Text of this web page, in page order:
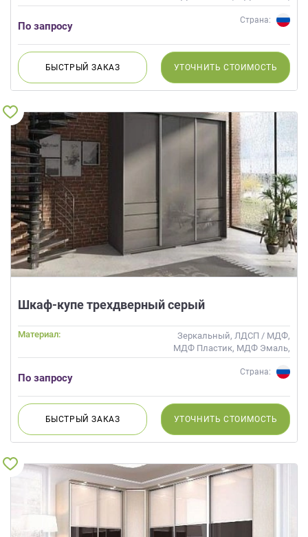
Стекло, Шпон
По запросу
Страна:
БЫСТРЫЙЗАКАЗ УТОЧНИТЬ СТОИМОСТЬ
Шкаф-купе трехдверный серый
Материал:
Зеркальный, ЛДСП / МДФ,
МДФ Пластик, МДФ Эмаль,
Стекло, Шпон
По запросу
Страна:
БЫСТРЫЙЗАКАЗ УТОЧНИТЬ СТОИМОСТЬ